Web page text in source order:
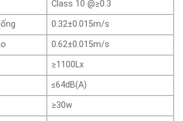
Class 10 @≥0.3
0.32±0.015m/s
0.62±0.015m/s
≥1100Lx
≤64dB(A)
≥30w